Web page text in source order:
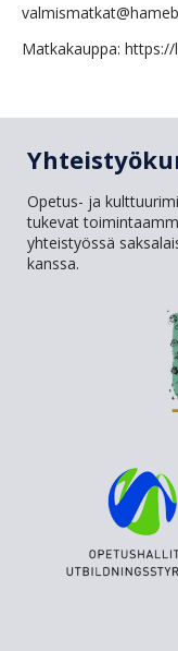
Matkakauppa:
Opetus- ja
tukevat
yhteistyössä
kanssa.